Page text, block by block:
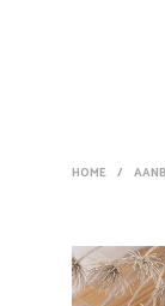
HOME /